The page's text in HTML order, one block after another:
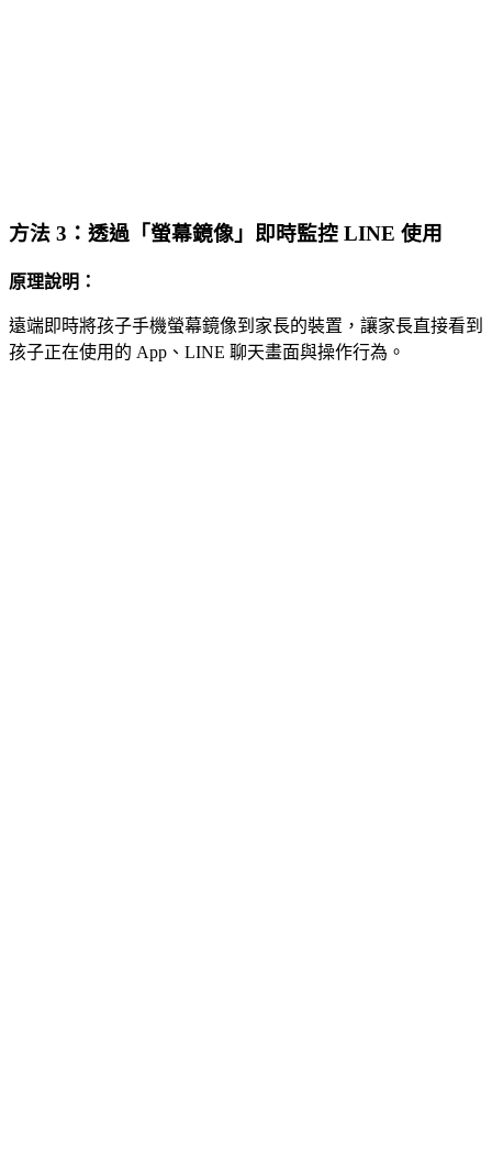
方法 3：透過「螢幕鏡像」即時監控 LINE 使用
原理說明：
遠端即時將孩子手機螢幕鏡像到家長的裝置，讓家長直接看到
孩子正在使用的 App、LINE 聊天畫面與操作行為。